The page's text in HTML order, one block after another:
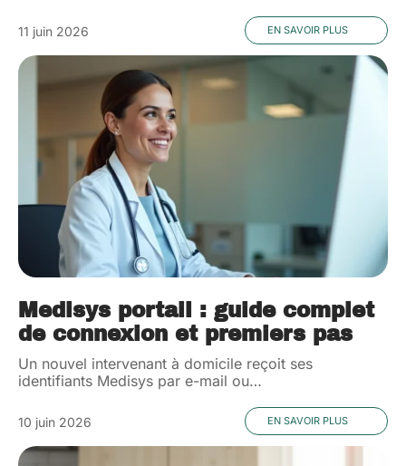
11 juin 2026 EN SAVOIR PLUS
Medisys portail : guide complet
de connexion et premiers pas
Un nouvel intervenant à domicile reçoit ses
identifiants Medisys par e-mail ou…
10 juin 2026 EN SAVOIR PLUS